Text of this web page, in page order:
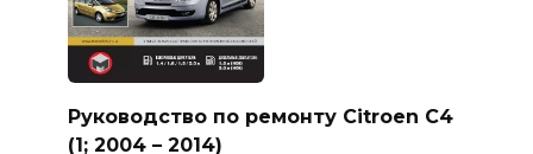
Руководство по ремонту Citroen C4
(1; 2004 – 2014)